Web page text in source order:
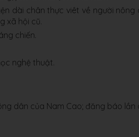
dài chân thực viêt về người nông
xã hội cũ.
chiến.
nghệ thuật.
dân của Nam Cao; đăng báo lần